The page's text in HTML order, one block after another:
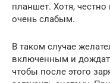
планшет. Хотя, честно
очень слабым.
В таком случае
включенным и
чтобы после этого